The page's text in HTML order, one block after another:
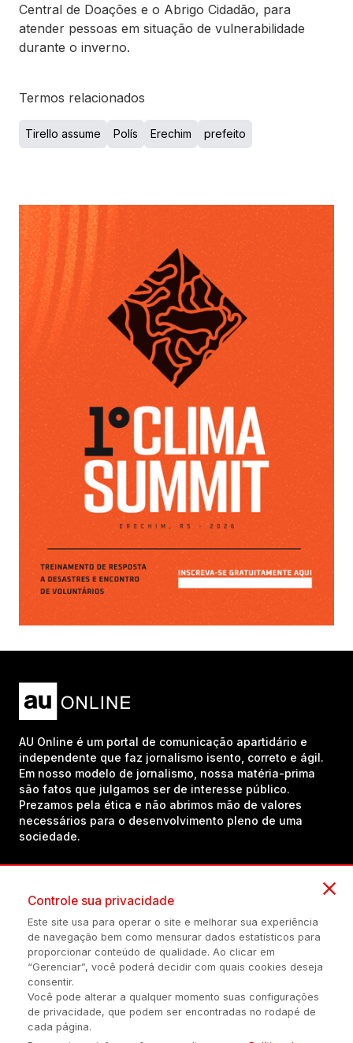
Central de Doações e o Abrigo Cidadão, para
atender pessoas em situação de vulnerabilidade
durante o inverno.
Termos relacionados
Tirello assume Polís Erechim prefeito
AU Online é um portal de comunicação apartidário e
independente que faz jornalismo isento, correto e ágil.
Em nosso modelo de jornalismo, nossa matéria-prima
são fatos que julgamos ser de interesse público.
Prezamos pela ética e não abrimos mão de valores
necessários para o desenvolvimento pleno de uma
sociedade.
(54) 98434-8385
Política de privacidade Configuração de Cookies Quem Somos
Controle sua privacidade
Este site usa para operar o site e melhorar sua experiência
de navegação bem como mensurar dados estatísticos para
proporcionar conteúdo de qualidade. Ao clicar em
“Gerenciar”, você poderá decidir com quais cookies deseja
consentir.
Você pode alterar a qualquer momento suas configurações
de privacidade, que podem ser encontradas no rodapé de
cada página.